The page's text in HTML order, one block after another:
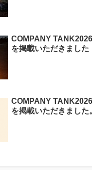
COMPANY
を掲載いただきました
COMPANY
を掲載いただきました